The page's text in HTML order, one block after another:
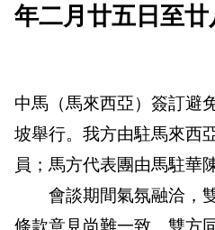
年二月廿五日至
中馬（馬來西亞）簽訂避
坡舉行。我方由駐馬來西
員；馬方代表團由馬駐華
會談期間氣氛融洽，雙
條款意見尚難一致。雙方